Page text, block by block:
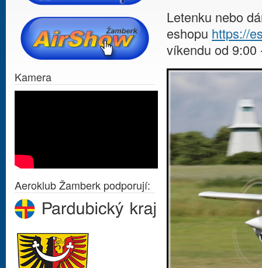
Letenku nebo
eshopu https://
víkendu od 9:00
Kamera
Aeroklub Žamberk podporují: